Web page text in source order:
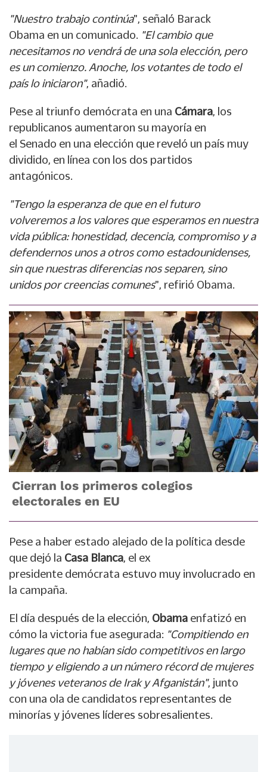
"Nuestro trabajo continúa", señaló Barack
Obama en un comunicado. "El cambio que
necesitamos no vendrá de una sola elección, pero
es un comienzo. Anoche, los votantes de todo el
país lo iniciaron", añadió.
Pese al triunfo demócrata en una Cámara, los
republicanos aumentaron su mayoría en
el Senado en una elección que reveló un país muy
dividido, en línea con los dos partidos
antagónicos.
"Tengo la esperanza de que en el futuro
volveremos a los valores que esperamos en nuestra
vida pública: honestidad, decencia, compromiso y a
defendernos unos a otros como estadounidenses,
sin que nuestras diferencias nos separen, sino
unidos por creencias comunes", refirió Obama.
Cierran los primeros colegios
electorales en EU
Pese a haber estado alejado de la política desde
que dejó la Casa Blanca, el ex
presidente demócrata estuvo muy involucrado en
la campaña.
El día después de la elección, Obama enfatizó en
cómo la victoria fue asegurada: "Compitiendo en
lugares que no habían sido competitivos en largo
tiempo y eligiendo a un número récord de mujeres
y jóvenes veteranos de Irak y Afganistán", junto
con una ola de candidatos representantes de
minorías y jóvenes líderes sobresalientes.